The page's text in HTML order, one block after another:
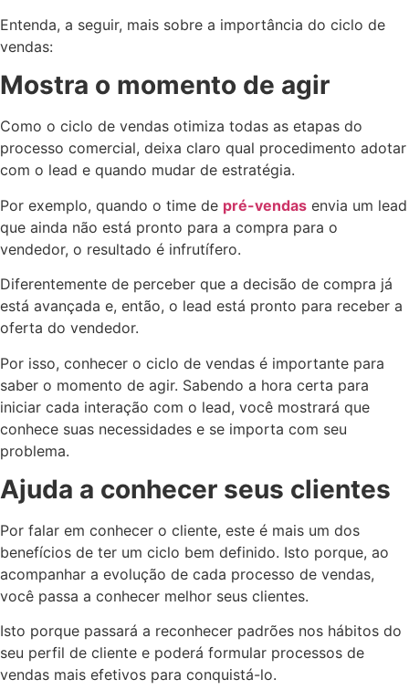
Entenda, a seguir, mais sobre a importância do ciclo de
vendas:
Mostra o momento de agir
Como o ciclo de vendas otimiza todas as etapas do
processo comercial, deixa claro qual procedimento adotar
com o lead e quando mudar de estratégia.
Por exemplo, quando o time de pré-vendas envia um lead
que ainda não está pronto para a compra para o
vendedor, o resultado é infrutífero.
Diferentemente de perceber que a decisão de compra já
está avançada e, então, o lead está pronto para receber a
oferta do vendedor.
Por isso, conhecer o ciclo de vendas é importante para
saber o momento de agir. Sabendo a hora certa para
iniciar cada interação com o lead, você mostrará que
conhece suas necessidades e se importa com seu
problema.
Ajuda a conhecer seus clientes
Por falar em conhecer o cliente, este é mais um dos
benefícios de ter um ciclo bem definido. Isto porque, ao
acompanhar a evolução de cada processo de vendas,
você passa a conhecer melhor seus clientes.
Isto porque passará a reconhecer padrões nos hábitos do
seu perfil de cliente e poderá formular processos de
vendas mais efetivos para conquistá-lo.